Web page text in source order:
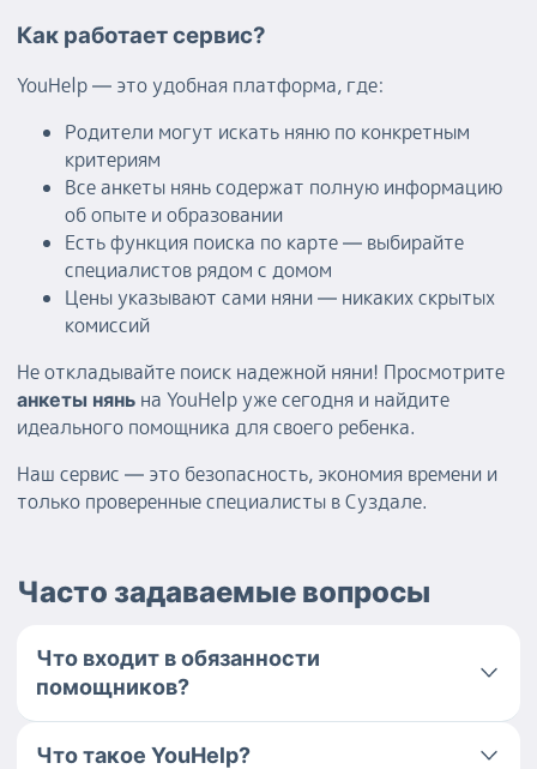
Как работает сервис?
YouHelp — это удобная платформа, где:
Родители могут искать няню по конкретным
критериям
Все анкеты нянь содержат полную информацию
об опыте и образовании
Есть функция поиска по карте — выбирайте
специалистов рядом с домом
Цены указывают сами няни — никаких скрытых
комиссий
Не откладывайте поиск надежной няни! Просмотрите
анкеты нянь на YouHelp уже сегодня и найдите
идеального помощника для своего ребенка.
Наш сервис — это безопасность, экономия времени и
только проверенные специалисты в Суздале.
Часто задаваемые вопросы
Что входит в обязанности
помощников?
Что такое YouHelp?